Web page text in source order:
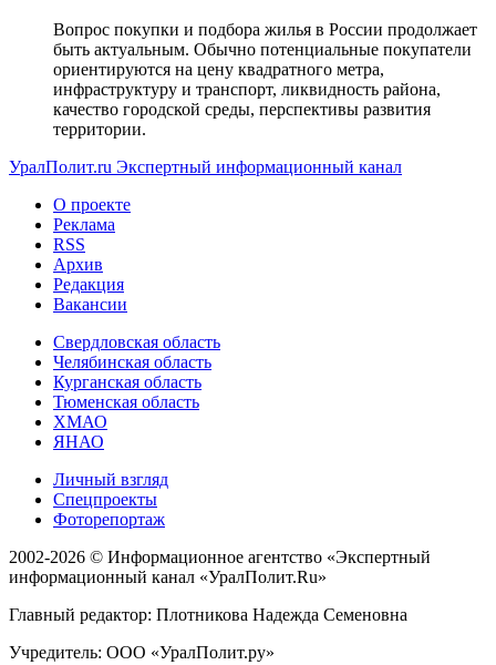
Вопрос покупки и подбора жилья в России продолжает
быть актуальным. Обычно потенциальные покупатели
ориентируются на цену квадратного метра,
инфраструктуру и транспорт, ликвидность района,
качество городской среды, перспективы развития
территории.
УралПолит.ru Экспертный информационный канал
О проекте
Реклама
RSS
Архив
Редакция
Вакансии
Свердловская область
Челябинская область
Курганская область
Тюменская область
ХМАО
ЯНАО
Личный взгляд
Спецпроекты
Фоторепортаж
2002-2026 © Информационное агентство «Экспертный
информационный канал «УралПолит.Ru»
Главный редактор: Плотникова Надежда Семеновна
Учредитель: ООО «УралПолит.ру»